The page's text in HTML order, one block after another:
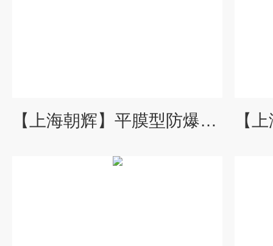
【上海朝辉】平膜型防爆压力变送器